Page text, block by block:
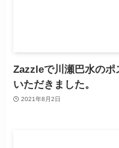
Zazzleで川瀬巴水の
いただきました。
2021年8月2日